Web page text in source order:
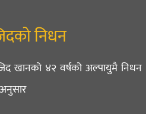
निधन
खानको ४२ वर्षको अल्पायुमै निधन